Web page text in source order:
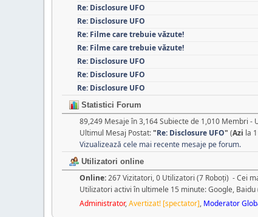
Re: Disclosure UFO
Re: Disclosure UFO
Re: Filme care trebuie văzute!
Re: Filme care trebuie văzute!
Re: Disclosure UFO
Re: Disclosure UFO
Re: Disclosure UFO
Statistici Forum
89,249 Mesaje în 3,164 Subiecte de 1,010 Membri -
Ultimul Mesaj Postat:"Re: Disclosure UFO" (Azi la
Vizualizează cele mai recente mesaje pe forum.
Utilizatori online
Online:267 Vizitatori, 0 Utilizatori (7 Roboţi) - Cei
Utilizatori activi în ultimele 15 minute: Google, Baidu
Administrator,Avertizat! [spectator], Moderator